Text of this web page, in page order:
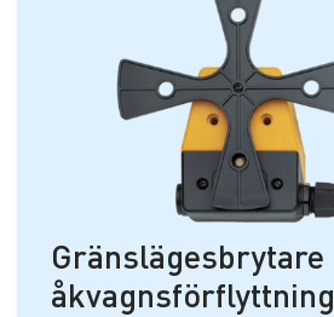
Gränslägesbrytare
åkvagnsförflyttning